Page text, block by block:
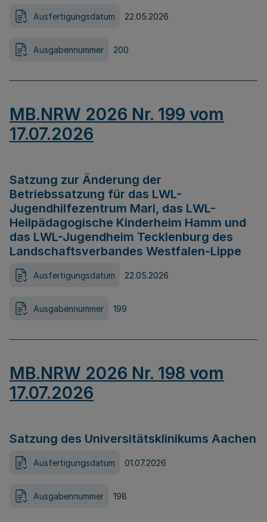
Ausfertigungsdatum 22.05.2026
Ausgabennummer 200
MB.NRW 2026 Nr. 199 vom
17.07.2026
Satzung zur Änderung der
Betriebssatzung für das LWL-
Jugendhilfezentrum Marl, das LWL-
Heilpädagogische Kinderheim Hamm und
das LWL-Jugendheim Tecklenburg des
Landschaftsverbandes Westfalen-Lippe
Ausfertigungsdatum 22.05.2026
Ausgabennummer 199
MB.NRW 2026 Nr. 198 vom
17.07.2026
Satzung des Universitätsklinikums Aachen
Ausfertigungsdatum 01.07.2026
Ausgabennummer 198